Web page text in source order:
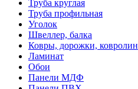
Труба круглая
Труба профильная
Уголок
Швеллер, балка
Ковры, дорожки, ковролин
Ламинат
Обои
Панели МДФ